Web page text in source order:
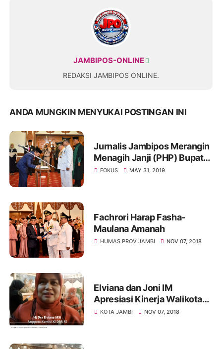
JAMBIPOS-ONLINE
REDAKSI JAMBIPOS ONLINE.
ANDA MUNGKIN MENYUKAI POSTINGAN INI
Jurnalis Jambipos Merangin
Menagih Janji (PHP) Bupati
Merangin Al Haris
FOKUS MAY 31, 2019
Fachrori Harap Fasha-
Maulana Amanah
HUMAS PROV JAMBI NOV 07, 2018
Elviana dan Joni IM
Apresiasi Kinerja Walikota
Jambi
KOTA JAMBI NOV 07, 2018